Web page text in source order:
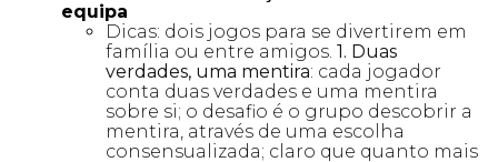
equipa
Dicas: dois jogos para se divertirem em
família ou entre amigos. 1. Duas
verdades, uma mentira: cada jogador
conta duas verdades e uma mentira
sobre si; o desafio é o grupo descobrir a
mentira, através de uma escolha
consensualizada; claro que quanto mais